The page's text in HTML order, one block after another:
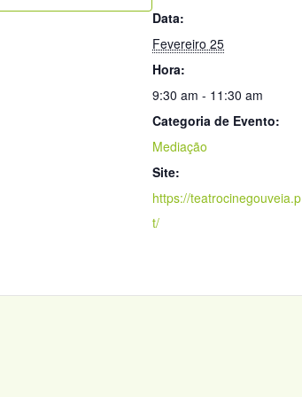
Data:
Fevereiro 25
Hora:
9:30 am - 11:30 am
Categoria de Evento:
Mediação
Site:
https://teatrocinegouveia.p
t/